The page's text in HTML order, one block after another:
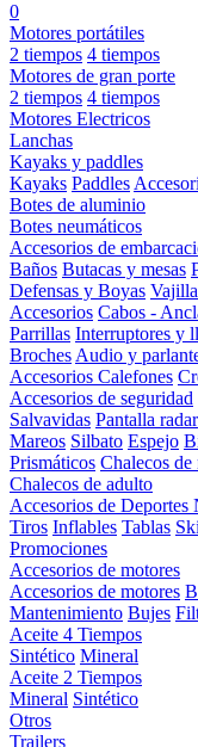
0
Motores portátiles
2 tiempos 4 tiempos
Motores de gran porte
2 tiempos 4 tiempos
Motores Electricos
Lanchas
Kayaks y paddles
Kayaks Paddles
Botes de aluminio
Botes neumáticos
Accesorios de
Baños Butacas y mesas
Defensas y Boyas
Accesorios Cabos -
Parrillas Interruptores y
Broches Audio y
Accesorios Calefones
Accesorios de seguridad
Salvavidas Pantalla radar
Mareos Silbato Espejo
Prismáticos Chalecos de
Chalecos de adulto
Accesorios de Deportes
Tiros Inflables Tablas Ski
Promociones
Accesorios de motores
Accesorios de motores
Mantenimiento Bujes
Aceite 4 Tiempos
Sintético Mineral
Aceite 2 Tiempos
Mineral Sintético
Otros
Trailers